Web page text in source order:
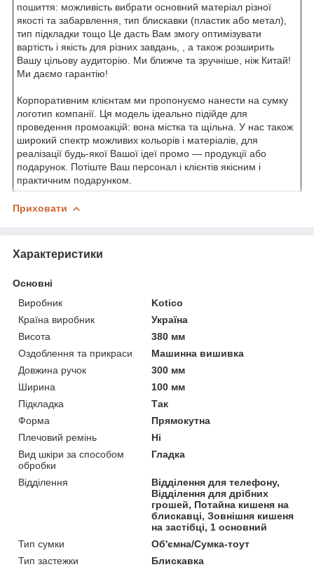
пошиття: можливість вибрати основний матеріал різної
якості та забарвлення, тип блискавки (пластик або метал),
тип підкладки тощо Це дасть Вам змогу оптимізувати
вартість і якість для різних завдань, , а також розширить
Вашу цільову аудиторію. Ми ближче та зручніше, ніж Китай!
Ми даємо гарантію!
Корпоративним клієнтам ми пропонуємо нанести на сумку
логотип компанії. Ця модель ідеально підійде для
проведення промоакцій: вона містка та щільна. У нас також
широкий спектр можливих кольорів і матеріалів, для
реалізації будь-якої Вашої ідеї промо — продукції або
подарунок. Потіште Ваш персонал і клієнтів якісним і
практичним подарунком.
Приховати
Характеристики
Основні
Виробник
Kotico
Країна виробник
Україна
Висота
380 мм
Оздоблення та прикраси
Машинна вишивка
Довжина ручок
300 мм
Ширина
100 мм
Підкладка
Так
Форма
Прямокутна
Плечовий ремінь
Ні
Вид шкіри за способом
обробки
Гладка
Відділення
Відділення для телефону,
Відділення для дрібних
грошей, Потайна кишеня на
блискавці, Зовнішня кишеня
на застібці, 1 основний
Тип сумки
Об'ємна/Сумка-тоут
Тип застежки
Блискавка